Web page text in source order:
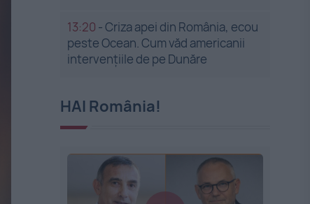
13:20 -Criza apei din România, ecou
peste Ocean. Cum văd americanii
intervențiile de pe Dunăre
HAI România!